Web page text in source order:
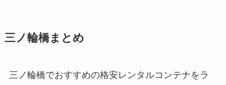
三ノ輪橋まとめ
三ノ輪橋でおすすめの格安レンタルコンテナをラ